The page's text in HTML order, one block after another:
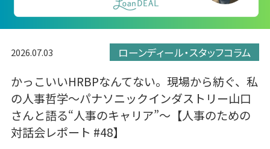
2026.07.03 ローンディール・スタッフコラム
かっこいいHRBPなんてない。現場から紡ぐ、私
の人事哲学〜パナソニックインダストリー山口
さんと語る“人事のキャリア”〜【人事のための
対話会レポート #48】